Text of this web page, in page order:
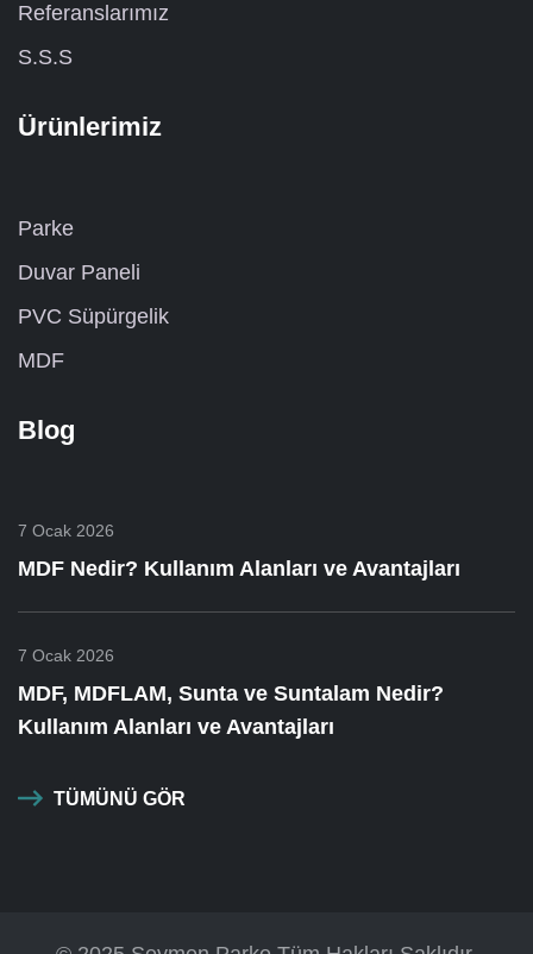
Referanslarımız
S.S.S
Ürünlerimiz
Parke
Duvar Paneli
PVC Süpürgelik
MDF
Blog
7 Ocak 2026
MDF Nedir? Kullanım Alanları ve Avantajları
7 Ocak 2026
MDF, MDFLAM, Sunta ve Suntalam Nedir?
Kullanım Alanları ve Avantajları
TÜMÜNÜ GÖR